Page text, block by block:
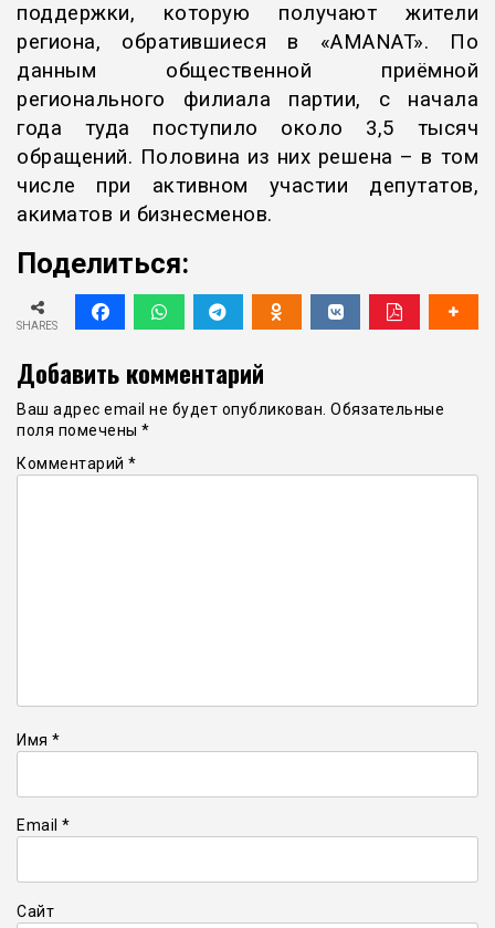
поддержки, которую получают жители
региона, обратившиеся в «AMANAT». По
данным общественной приёмной
регионального филиала партии, с начала
года туда поступило около 3,5 тысяч
обращений. Половина из них решена – в том
числе при активном участии депутатов,
акиматов и бизнесменов.
Поделиться:
SHARES
Добавить комментарий
Ваш адрес email не будет опубликован. Обязательные
поля помечены *
Комментарий *
Имя *
Email *
Сайт